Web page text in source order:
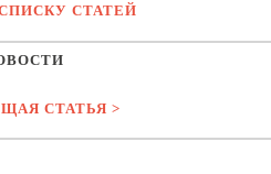
СТАТЕЙ
СТАТЬЯ >